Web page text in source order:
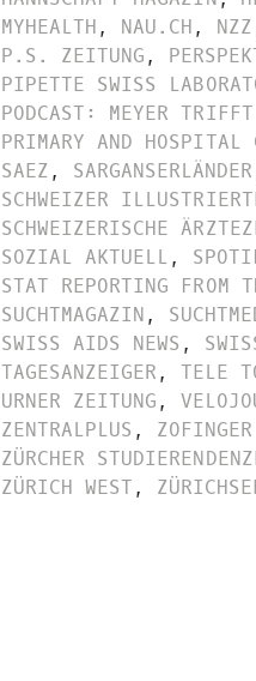
MYHEALTH, NAU.CH, NZZ
P.S. ZEITUNG,
PIPETTE SWISS
PODCAST: MEYER
PRIMARY AND HOSPITAL
SAEZ, SARGANSERLÄNDER
SCHWEIZER
SCHWEIZERISCHE
SOZIAL AKTUELL,
STAT REPORTING FROM
SUCHTMAGAZIN,
SWISS AIDS NEWS ,
TAGESANZEIGER, TELE
URNER ZEITUNG,
ZENTRALPLUS ,
ZÜRCHER
ZÜRICH WEST,